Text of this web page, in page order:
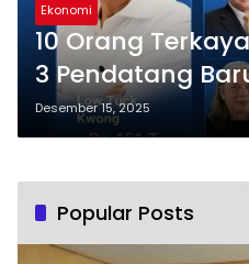
Ekonomi
10 Orang
3 Pendatang
Atas
Desember 15, 2025
Popular Posts